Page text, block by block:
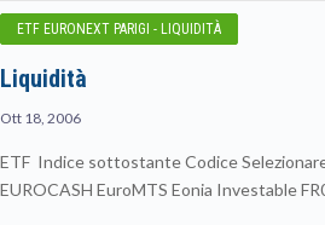
ETF EURONEXT PARIGI - LIQUIDITÀ
Liquidità
Ott 18, 2006
ETF Indice sottostante Codice
EUROCASH EuroMTS Eonia Investable